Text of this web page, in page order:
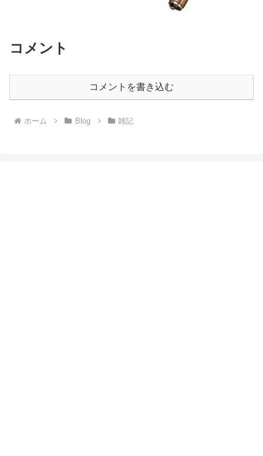
コメント
コメントを書き込む
ホーム Blog 雑記